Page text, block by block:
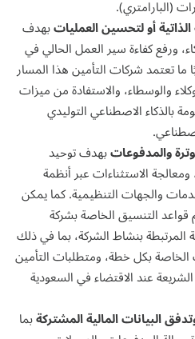
(البارامتري).
أو لتحسين العملياتبهدف
ورفع كفاءة سير العمل الحالي في
ما تعتمد شركات التأمين هذا المسار
والوسطاء، والاستفادة من ميزات
بالذكاء الاصطناعي التوليدي
.
والمدفوعاتبهدف توحيد
الاستثناءات عبر أنظمة
والجهات التنظيمية. كما يمكن
التنسيق الخاصة بشركة
المرتبطة بنشاط الشركة، بما في ذلك
الخاصة بكل خطة، ومتطلبات التأمين
الشريعة عند الاقتضاء في السعودية
البيانات المالية المشتركةبما